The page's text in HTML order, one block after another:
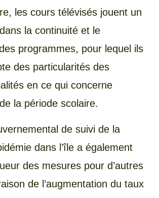
les cours télévisés jouent un
la continuité et le
programmes, pour lequel ils
des particularités des
en ce qui concerne
la période scolaire.
de suivi de la
dans l’île a également
des mesures pour d’autres
de l’augmentation du taux